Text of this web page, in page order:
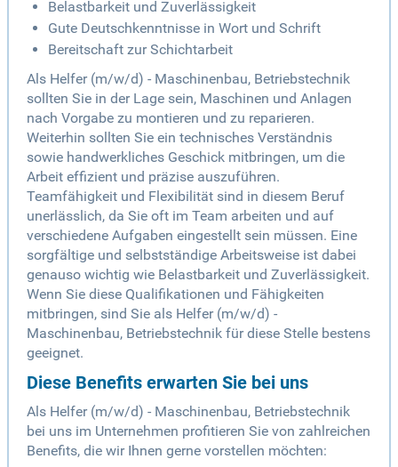
Belastbarkeit und Zuverlässigkeit
Gute Deutschkenntnisse in Wort und Schrift
Bereitschaft zur Schichtarbeit
Als Helfer (m/w/d) - Maschinenbau, Betriebstechnik
sollten Sie in der Lage sein, Maschinen und Anlagen
nach Vorgabe zu montieren und zu reparieren.
Weiterhin sollten Sie ein technisches Verständnis
sowie handwerkliches Geschick mitbringen, um die
Arbeit effizient und präzise auszuführen.
Teamfähigkeit und Flexibilität sind in diesem Beruf
unerlässlich, da Sie oft im Team arbeiten und auf
verschiedene Aufgaben eingestellt sein müssen. Eine
sorgfältige und selbstständige Arbeitsweise ist dabei
genauso wichtig wie Belastbarkeit und Zuverlässigkeit.
Wenn Sie diese Qualifikationen und Fähigkeiten
mitbringen, sind Sie als Helfer (m/w/d) -
Maschinenbau, Betriebstechnik für diese Stelle bestens
geeignet.
Diese Benefits erwarten Sie bei uns
Als Helfer (m/w/d) - Maschinenbau, Betriebstechnik
bei uns im Unternehmen profitieren Sie von zahlreichen
Benefits, die wir Ihnen gerne vorstellen möchten: